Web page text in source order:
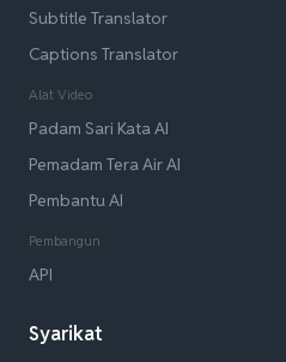
Subtitle Translator
Captions Translator
Alat Video
Padam Sari Kata AI
Pemadam Tera Air AI
Pembantu AI
Pembangun
API
Syarikat